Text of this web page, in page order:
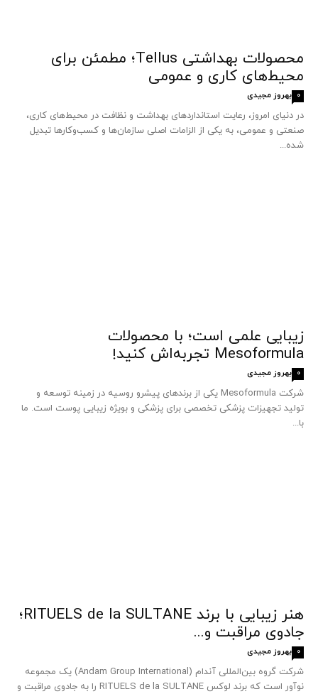
محصولات بهداشتی Tellus؛ مطمئن برای
محیط‌های کاری و عمومی
بهروز مجیدی 0
در دنیای امروز، رعایت استانداردهای بهداشت و نظافت در محیط‌های کاری،
صنعتی و عمومی، به یکی از الزامات اصلی سازمان‌ها و کسب‌وکارها تبدیل
شده...
زیبایی علمی است؛ با محصولات
Mesoformula تجربه‌اش کنید!
بهروز مجیدی 0
شرکت Mesoformula یکی از برندهای پیشرو روسیه در زمینه توسعه و
تولید تجهیزات پزشکی تخصصی برای پزشکی و بویژه زیبایی پوست است. ما
با...
هنر زیبایی با برند RITUELS de la SULTANE؛
جادوی مراقبت و...
بهروز مجیدی 0
شرکت گروه بین‌المللی آندام (Andam Group International) یک مجموعه
نوآور است که برند لوکس RITUELS de la SULTANE را به جادوی مراقبت و